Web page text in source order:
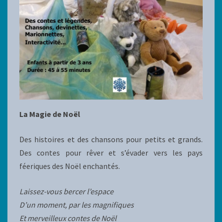
La Magie de Noël
Des histoires et des chansons pour petits et grands.
Des contes pour rêver et s’évader vers les pays
féeriques des Noël enchantés.
Laissez-vous bercer l’espace
D’un moment, par les magnifiques
Et merveilleux contes de Noël